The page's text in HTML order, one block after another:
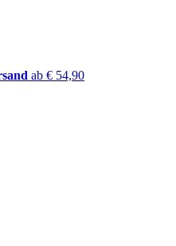
ab € 54,90